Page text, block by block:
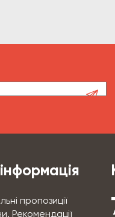
пропозиції
Рекомендації